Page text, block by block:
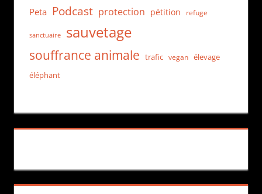
Peta Podcast protection pétition refuge
sanctuaire sauvetage
souffrance animale trafic vegan
élevage
éléphant